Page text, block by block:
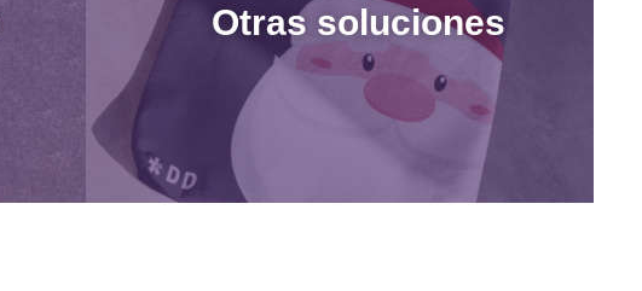
Otras soluciones